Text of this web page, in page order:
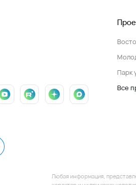
Парк
Все
Любая информация,